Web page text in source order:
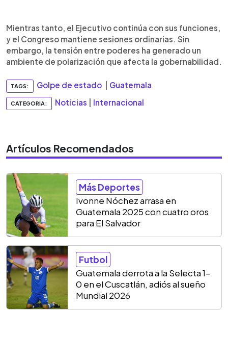
Mientras tanto, el Ejecutivo continúa con sus funciones,
y el Congreso mantiene sesiones ordinarias. Sin
embargo, la tensión entre poderes ha generado un
ambiente de polarización que afecta la gobernabilidad.
TAGS: Golpe de estado Guatemala
CATEGORIA: Noticias Internacional
Artículos Recomendados
Más Deportes
Ivonne Nóchez arrasa en
Guatemala 2025 con cuatro oros
para El Salvador
Futbol
Guatemala derrota a la Selecta 1-
0 en el Cuscatlán, adiós al sueño
Mundial 2026